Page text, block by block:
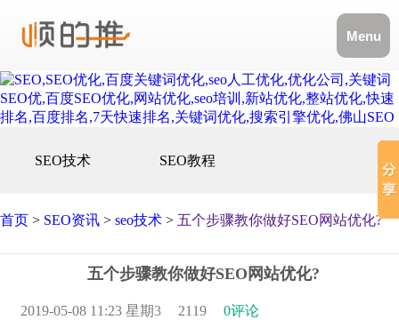
Menu
SEO技术 SEO教程
首页 > SEO资讯 > seo技术 > 五个步骤教你做好SEO网站优化?
五个步骤教你做好SEO网站优化?
2019-05-08 11:23 星期3 2119 0评论